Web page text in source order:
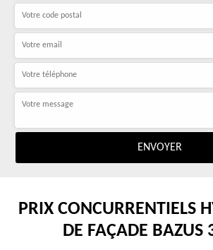
PRIX CONCURRENTIELS
DE FAÇADE BAZUS